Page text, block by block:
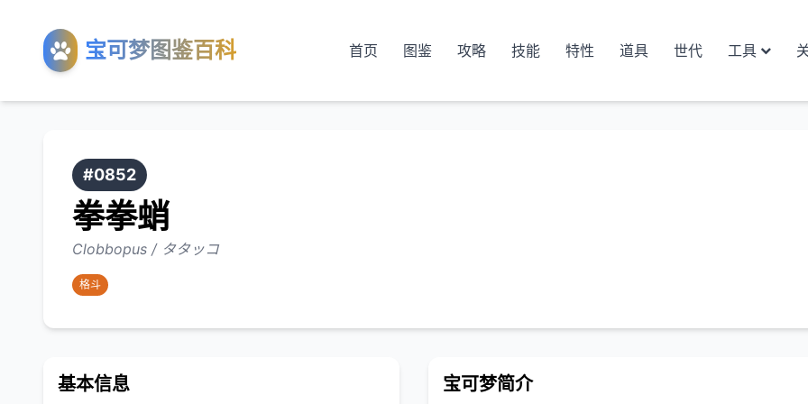
宝可梦图鉴百科 首页 图鉴 攻略 技能 特性 道具 世代 工具
#0852
拳拳蛸
Clobbopus / タタッコ
格斗
基本信息 宝可梦简介